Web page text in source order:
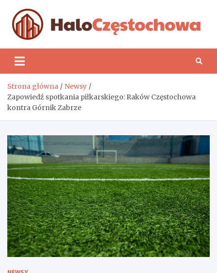
content
Strona główna
Newsy
Zapowiedź spotkania piłkarskiego: Raków Częstochowa
kontra Górnik Zabrze